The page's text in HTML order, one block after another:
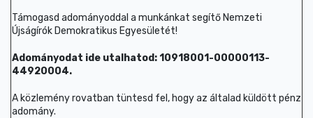
Támogasd adományoddal a munkánkat segítő Nemzeti
Újságírók Demokratikus Egyesületét!
Adományodat ide utalhatod: 10918001-00000113-
44920004.
A közlemény rovatban tüntesd fel, hogy az általad küldött pénz
adomány.